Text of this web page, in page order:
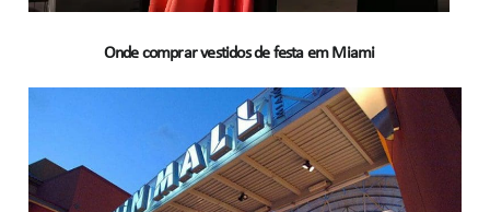
Onde comprar vestidos de festa em Miami